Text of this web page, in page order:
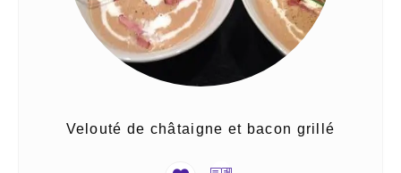
Velouté de châtaigne et bacon grillé